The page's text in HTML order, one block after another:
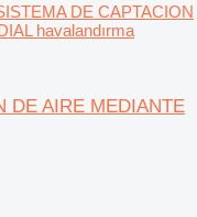
DE CAPTACION
havalandırma
DE AIRE MEDIANTE